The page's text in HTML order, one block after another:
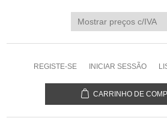
REGISTE-SE INICIAR SESSÃO
CARRINHO DE